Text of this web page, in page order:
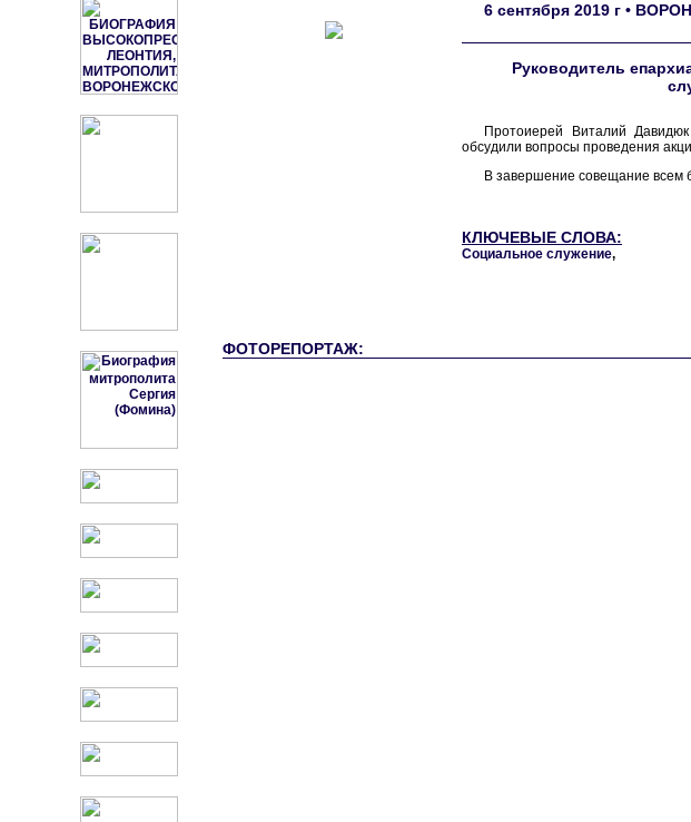
6 сентября 2019 г •
Руководитель
Протоиерей Виталий
обсудили вопросы проведения
В завершение совещание всем
КЛЮЧЕВЫЕ СЛОВА:
Социальное служение,
ФОТОРЕПОРТАЖ: